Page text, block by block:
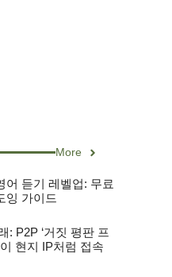
More
어 듣기 레벨업: 무료
잉 가이드
: P2P ‘거짓 평판 프
현지 IP처럼 접속